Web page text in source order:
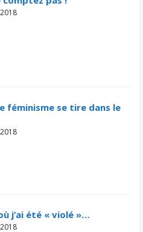
féminisme se tire dans le
j’ai été « violé »…